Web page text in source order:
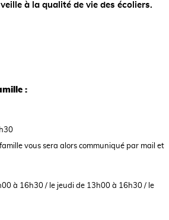
à la qualité de vie des écoliers.
:
vous sera alors communiqué par mail et
à 16h30 / le jeudi de 13h00 à 16h30 / le